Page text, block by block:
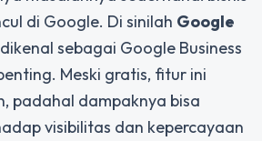
di Google. Di sinilah Google
sebagai Google Business
Meski gratis, fitur ini
padahal dampaknya bisa
visibilitas dan kepercayaan